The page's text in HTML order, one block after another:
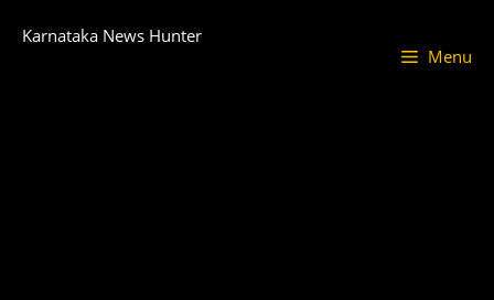
Karnataka News Hunter
Menu